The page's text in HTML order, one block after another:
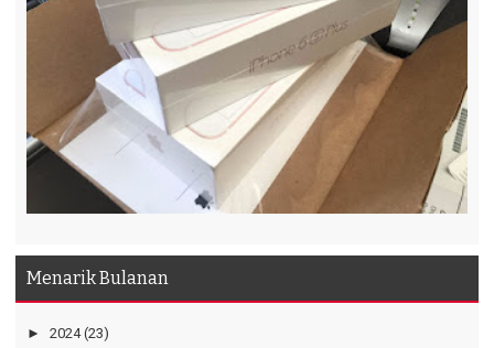
Menarik Bulanan
► 2024 (23)